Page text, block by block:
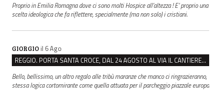
Proprio in Emilia Romagna dove ci sono molti Hospice all’altezza ! E’ proprio una
scelta ideologica che fa riflettere, specialmente (ma non solo) i cristiani.
GIORGIO il 6 Ago
REGGIO. PORTA SANTA CROCE, DAL 24 AGOSTO AL VIA IL CANTIERE PER IL NUOVO COLLETTORE FOGNARIO
Bello, bellissimo, un altro regalo alle tribù maranze che manco ci ringrazieranno,
stessa logica cortomirante come quella attuata per il parcheggio piazzale europa